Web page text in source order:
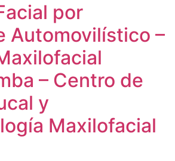
por
Automovilístico –
– Centro de
y
Maxilofacial